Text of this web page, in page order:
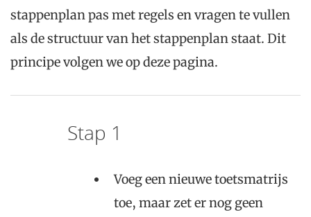
stappenplan pas met regels en vragen te vullen
als de structuur van het stappenplan staat. Dit
principe volgen we op deze pagina.
Stap 1
Voeg een nieuwe toetsmatrijs
toe, maar zet er nog geen